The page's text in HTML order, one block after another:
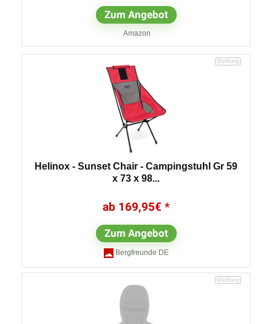
Zum Angebot
Amazon
Helinox - Sunset Chair - Campingstuhl Gr 59
x 73 x 98...
169,95€
Zum Angebot
Bergfreunde DE